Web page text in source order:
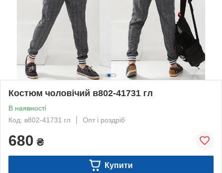
Костюм чоловічий в802-41731 гл
В наявності
Код: в802-41731 гл
Опт і роздріб
680 ₴
Купити